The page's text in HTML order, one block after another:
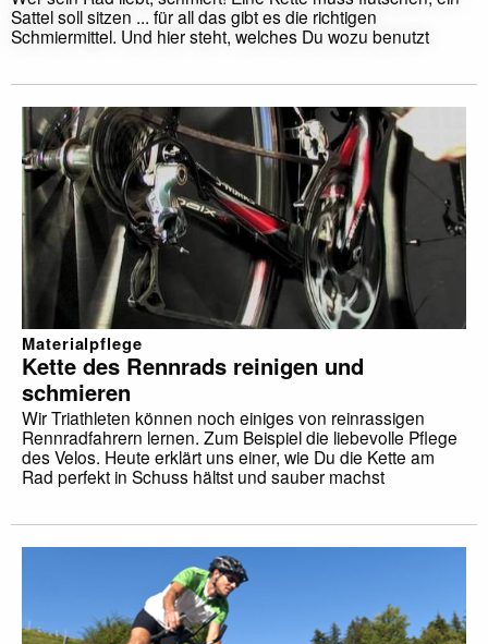
Sattel soll sitzen ... für all das gibt es die richtigen
Schmiermittel. Und hier steht, welches Du wozu benutzt
Materialpflege
Kette des Rennrads reinigen und
schmieren
Wir Triathleten können noch einiges von reinrassigen
Rennradfahrern lernen. Zum Beispiel die liebevolle Pflege
des Velos. Heute erklärt uns einer, wie Du die Kette am
Rad perfekt in Schuss hältst und sauber machst